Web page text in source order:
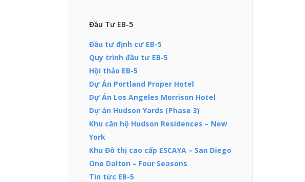
Đầu Tư EB-5
Đầu tư định cư EB-5
Quy trình đầu tư EB-5
Hội thảo EB-5
Dự Án Portland Proper Hotel
Dự Án Los Angeles Morrison Hotel
Dự án Hudson Yards (Phase 3)
Khu căn hộ Hudson Residences – New
York
Khu Đô thị cao cấp ESCAYA – San Diego
One Dalton – Four Seasons
Tin tức EB-5